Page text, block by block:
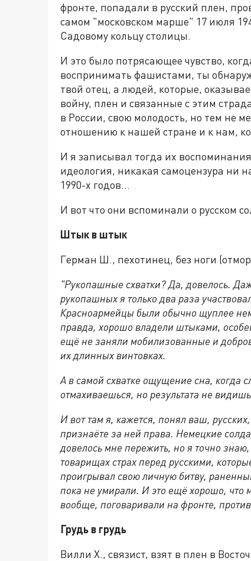
фронте, попадали в русский плен,
самом "московском марше" 17 июля
Садовому кольцу столицы.
И это было потрясающее чувство,
воспринимать фашистами, ты
твой отец, а людей, которые,
войну, плен и связанные с этим
в России, свою молодость, но тем не
отношению к нашей стране и к нам,
И я записывал тогда их
идеология, никакая самоцензура ни
1990-х годов…
И вот что они вспоминали о русском
Штык в штык
Герман Ш., пехотинец, без ноги
"Рукопашные схватки? Да, довелось.
рукопашных я только два раза
Красноармейцы были обычно щуплее
правда, хорошо владели штыками,
ещё не заняли мобилизованные и
их длинных винтовках.
А в самой схватке ощущение сна, когда
отмахиваешься, но результата не
И вот там я, кажется, понял ваш,
признаёте за ней права. Немецкие
довелось мне пережить, но я точно
товарищах страх перед русскими,
проигрывал свою личную битву,
пока не умирали. И это ещё хорошо, что
вообще, поговаривали на фронте,
Грудь в грудь
Вилли Х., связист, взят в плен в